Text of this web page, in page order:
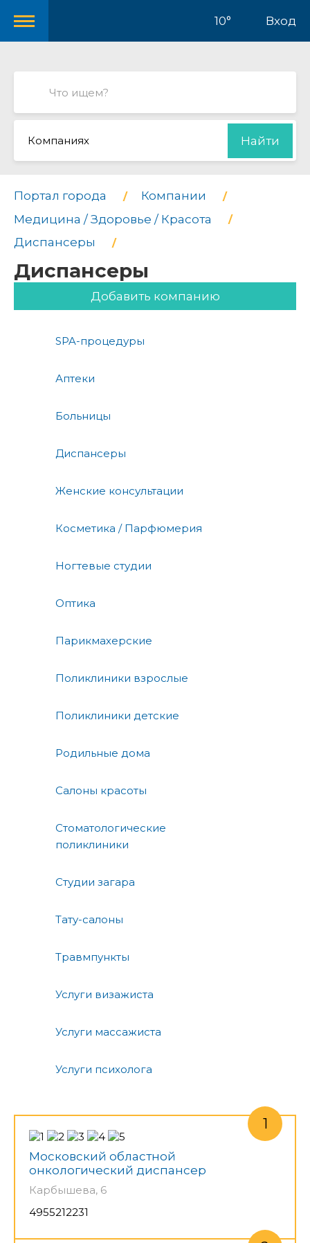
10° Вход
Компаниях Найти
Портал города
Компании
Медицина / Здоровье / Красота
Диспансеры
Диспансеры
Добавить компанию
SPA-процедуры
Аптеки
Больницы
Диспансеры
Женские консультации
Косметика / Парфюмерия
Ногтевые студии
Оптика
Парикмахерские
Поликлиники взрослые
Поликлиники детские
Родильные дома
Салоны красоты
Стоматологические
поликлиники
Студии загара
Тату-салоны
Травмпункты
Услуги визажиста
Услуги массажиста
Услуги психолога
Московский областной
онкологический диспансер
Карбышева, 6
4955212231